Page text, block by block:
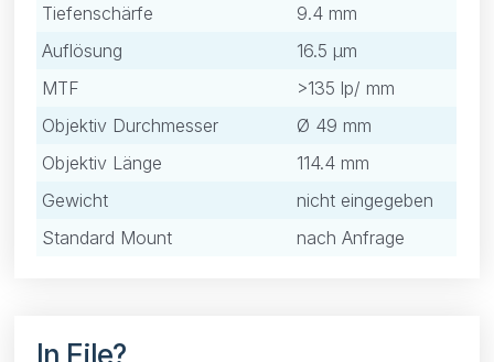
Tiefenschärfe
9.4 mm
Auflösung
16.5 μm
MTF
>135 lp/ mm
Objektiv Durchmesser
Ø 49 mm
Objektiv Länge
114.4 mm
Gewicht
nicht eingegeben
Standard Mount
nach Anfrage
In Eile?